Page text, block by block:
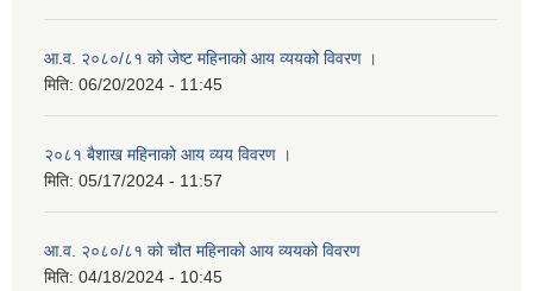
आ.व. २०८०/८१ को जेष्ट महिनाको आय व्ययको विवरण ।
मिति: 06/20/2024 - 11:45
२०८१ बैशाख महिनाको आय व्यय विवरण ।
मिति: 05/17/2024 - 11:57
आ.व. २०८०/८१ को चौत महिनाको आय व्ययको विवरण
मिति: 04/18/2024 - 10:45